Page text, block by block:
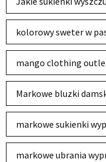
kolorowy sweter w
mango clothing
Markowe bluzki
markowe sukienki
markowe ubrania